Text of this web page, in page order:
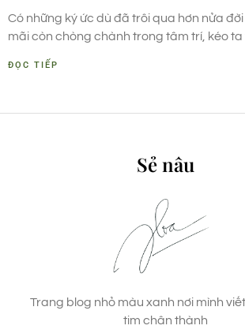
Có những ký ức dù đã trôi qua hơn nửa
mãi còn chòng chành trong tâm trí, kéo ta
ĐỌC TIẾP
Sẻ nâu
Trang blog nhỏ màu xanh nơi mình
tim chân thành